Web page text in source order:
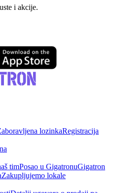
i akcije.
lozinkaRegistracija
timPosao u GigatronuGigatron
Zakupljujemo lokale